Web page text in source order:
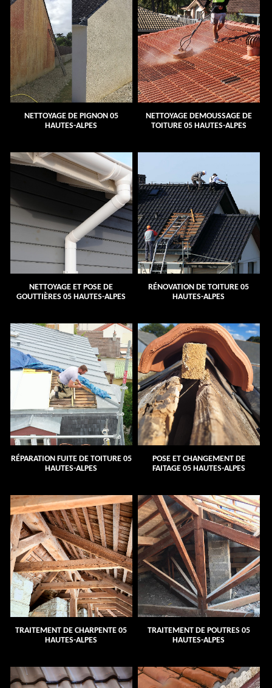
NETTOYAGE DE PIGNON 05
HAUTES-ALPES
NETTOYAGE DEMOUSSAGE DE
TOITURE 05 HAUTES-ALPES
NETTOYAGE ET POSE DE
GOUTTIÈRES 05 HAUTES-ALPES
RÉNOVATION DE TOITURE 05
HAUTES-ALPES
RÉPARATION FUITE DE TOITURE 05
HAUTES-ALPES
POSE ET CHANGEMENT DE
FAITAGE 05 HAUTES-ALPES
TRAITEMENT DE CHARPENTE 05
HAUTES-ALPES
TRAITEMENT DE POUTRES 05
HAUTES-ALPES